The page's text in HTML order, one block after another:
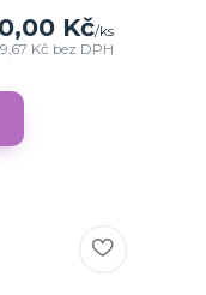
Kč/ks
Kč bez DPH